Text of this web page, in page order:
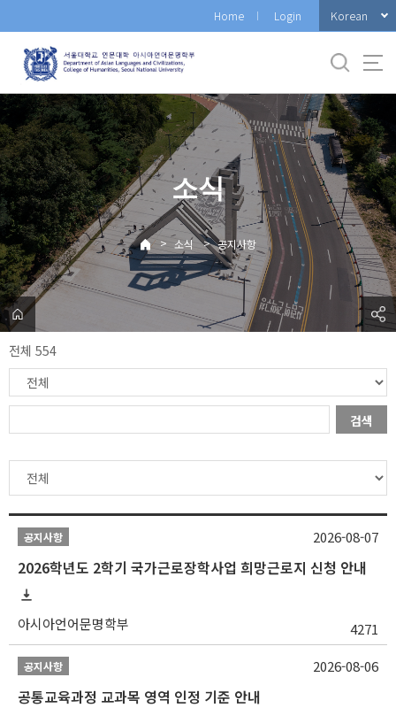
로
메
뉴
Home Login Korean
소식
> 소식 > 공지사항
전체 554
검색
공지사항
2026학년도 2학기 국가근로장학사업 희망근로지 신청 안내
아시아언어문명학부 4271
2026-08-07
공지사항
공통교육과정 교과목 영역 인정 기준 안내
2026-08-06